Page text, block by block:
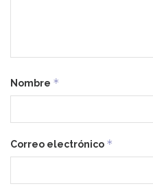
Nombre *
Correo electrónico *